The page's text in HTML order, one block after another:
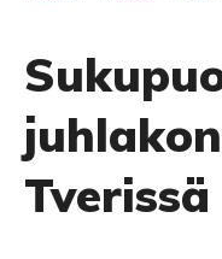
Tverissä